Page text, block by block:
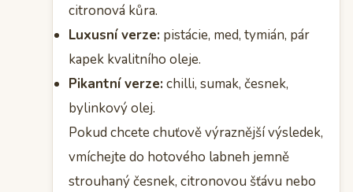
citronová kůra.
Luxusní verze: pistácie, med, tymián, pár
kapek kvalitního oleje.
Pikantní verze:chilli, sumak, česnek,
bylinkový olej.
Pokud chcete chuťově výraznější výsledek,
vmíchejte do hotového labneh jemně
strouhaný česnek, citronovou šťávu nebo